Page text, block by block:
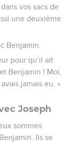
vos sacs de
une deuxième
Benjamin.
pour qu’il ait
Benjamin ! Moi,
jamais eu. »
Joseph
sommes
Ils se